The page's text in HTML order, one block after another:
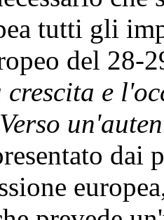
tutti gli
del 28-
e
Verso
dai